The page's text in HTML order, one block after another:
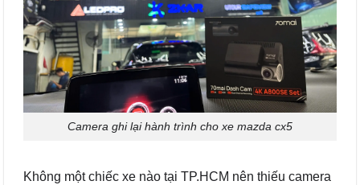
Camera ghi lại hành trình cho xe mazda cx5
Không một chiếc xe nào tại TP.HCM nên thiếu camera